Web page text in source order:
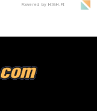
Powered by HIGH.FI